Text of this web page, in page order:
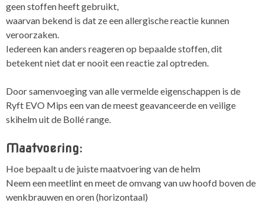
geen stoffen heeft gebruikt,
waarvan bekend is dat ze een allergische reactie kunnen
veroorzaken.
Iedereen kan anders reageren op bepaalde stoffen, dit
betekent niet dat er nooit een reactie zal optreden.
Door samenvoeging van alle vermelde eigenschappen is de
Ryft EVO Mips een van de meest geavanceerde en veilige
skihelm uit de Bollé range.
Maatvoering:
Hoe bepaalt u de juiste maatvoering van de helm
Neem een meetlint en meet de omvang van uw hoofd boven de
wenkbrauwen en oren (horizontaal)